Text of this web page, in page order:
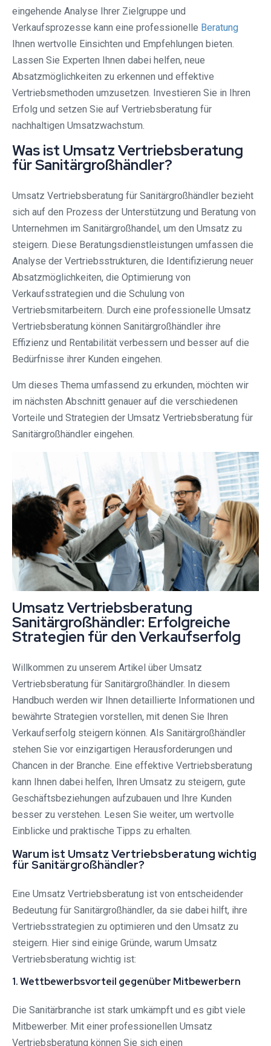
eingehende Analyse Ihrer Zielgruppe und
Verkaufsprozesse kann eine professionelle Beratung
Ihnen wertvolle Einsichten und Empfehlungen bieten.
Lassen Sie Experten Ihnen dabei helfen, neue
Absatzmöglichkeiten zu erkennen und effektive
Vertriebsmethoden umzusetzen. Investieren Sie in Ihren
Erfolg und setzen Sie auf Vertriebsberatung für
nachhaltigen Umsatzwachstum.
Was ist Umsatz Vertriebsberatung
für Sanitärgroßhändler?
Umsatz Vertriebsberatung für Sanitärgroßhändler bezieht
sich auf den Prozess der Unterstützung und Beratung von
Unternehmen im Sanitärgroßhandel, um den Umsatz zu
steigern. Diese Beratungsdienstleistungen umfassen die
Analyse der Vertriebsstrukturen, die Identifizierung neuer
Absatzmöglichkeiten, die Optimierung von
Verkaufsstrategien und die Schulung von
Vertriebsmitarbeitern. Durch eine professionelle Umsatz
Vertriebsberatung können Sanitärgroßhändler ihre
Effizienz und Rentabilität verbessern und besser auf die
Bedürfnisse ihrer Kunden eingehen.
Um dieses Thema umfassend zu erkunden, möchten wir
im nächsten Abschnitt genauer auf die verschiedenen
Vorteile und Strategien der Umsatz Vertriebsberatung für
Sanitärgroßhändler eingehen.
Umsatz Vertriebsberatung
Sanitärgroßhändler: Erfolgreiche
Strategien für den Verkaufserfolg
Willkommen zu unserem Artikel über Umsatz
Vertriebsberatung für Sanitärgroßhändler. In diesem
Handbuch werden wir Ihnen detaillierte Informationen und
bewährte Strategien vorstellen, mit denen Sie Ihren
Verkaufserfolg steigern können. Als Sanitärgroßhändler
stehen Sie vor einzigartigen Herausforderungen und
Chancen in der Branche. Eine effektive Vertriebsberatung
kann Ihnen dabei helfen, Ihren Umsatz zu steigern, gute
Geschäftsbeziehungen aufzubauen und Ihre Kunden
besser zu verstehen. Lesen Sie weiter, um wertvolle
Einblicke und praktische Tipps zu erhalten.
Warum ist Umsatz Vertriebsberatung wichtig
für Sanitärgroßhändler?
Eine Umsatz Vertriebsberatung ist von entscheidender
Bedeutung für Sanitärgroßhändler, da sie dabei hilft, ihre
Vertriebsstrategien zu optimieren und den Umsatz zu
steigern. Hier sind einige Gründe, warum Umsatz
Vertriebsberatung wichtig ist:
1. Wettbewerbsvorteil gegenüber Mitbewerbern
Die Sanitärbranche ist stark umkämpft und es gibt viele
Mitbewerber. Mit einer professionellen Umsatz
Vertriebsberatung können Sie sich einen